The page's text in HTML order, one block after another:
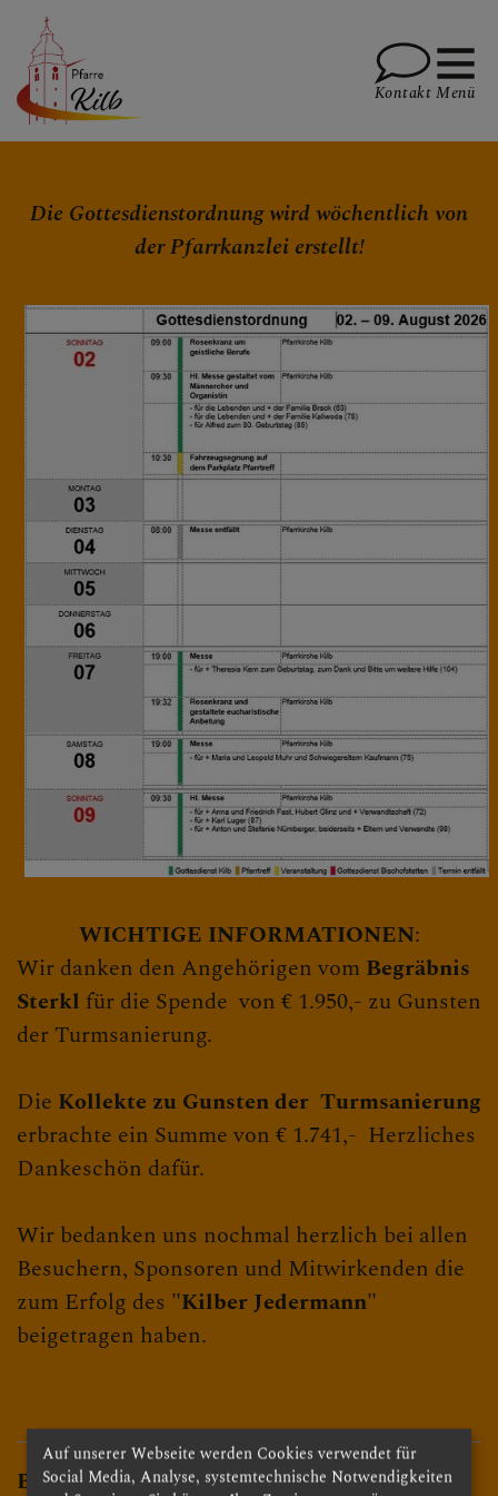
PFARRE
GOTTESDIENSTE
Gottesdienstordnung
Gottesdienstzeiten
Traueranzeigen
Lesung & Evangelium d. Tages
TERMINE
BERICHTE
SAKRAMENTE
FRAGEN
Kontakt Menü
Die Gottesdienstordnung wird wöchentlich von
der Pfarrkanzlei erstellt!
WICHTIGE INFORMATIONEN:
Wir danken den Angehörigen vom Begräbnis
Sterkl für die Spende von € 1.950,- zu Gunsten
der Turmsanierung.
Die Kollekte zu Gunsten der Turmsanierung
erbrachte ein Summe von € 1.741,- Herzliches
Dankeschön dafür.
Wir bedanken uns nochmal herzlich bei allen
Besuchern, Sponsoren und Mitwirkenden die
zum Erfolg des "Kilber Jedermann"
beigetragen haben.
Beichtgelegenheit:
Auf unserer Webseite werden Cookies verwendet für
Social Media, Analyse, systemtechnische Notwendigkeiten